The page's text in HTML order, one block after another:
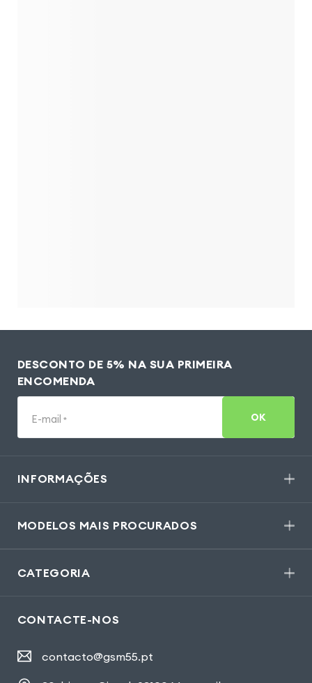
DESCONTO DE 5% NA SUA PRIMEIRA
ENCOMENDA
E-mail * OK
INFORMAÇÕES
MODELOS MAIS PROCURADOS
CATEGORIA
CONTACTE-NOS
contacto@gsm55.pt